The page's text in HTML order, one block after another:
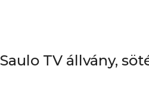
Saulo TV állvány,